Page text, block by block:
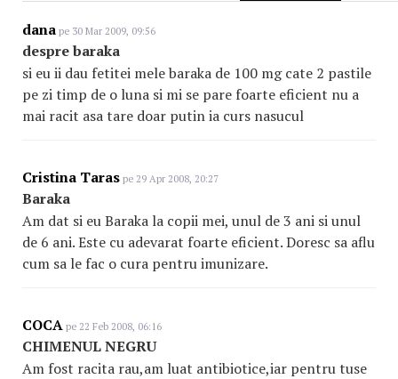
dana pe 30 Mar 2009, 09:56
despre baraka
si eu ii dau fetitei mele baraka de 100 mg cate 2 pastile
pe zi timp de o luna si mi se pare foarte eficient nu a
mai racit asa tare doar putin ia curs nasucul
Cristina Taras pe 29 Apr 2008, 20:27
Baraka
Am dat si eu Baraka la copii mei, unul de 3 ani si unul
de 6 ani. Este cu adevarat foarte eficient. Doresc sa aflu
cum sa le fac o cura pentru imunizare.
COCA pe 22 Feb 2008, 06:16
CHIMENUL NEGRU
Am fost racita rau,am luat antibiotice,iar pentru tuse